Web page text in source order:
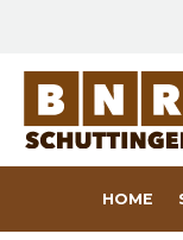
content
HOME